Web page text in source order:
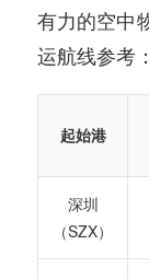
有力的空中
运航线参考：
起始港
深圳
（SZX）